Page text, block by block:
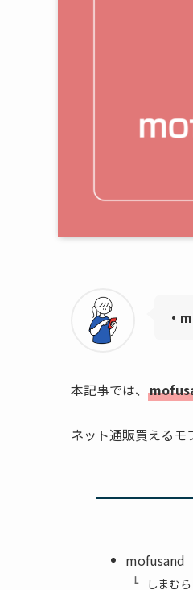
・
本記事では、
ネット通販買えるモ
mofusand
しまむら